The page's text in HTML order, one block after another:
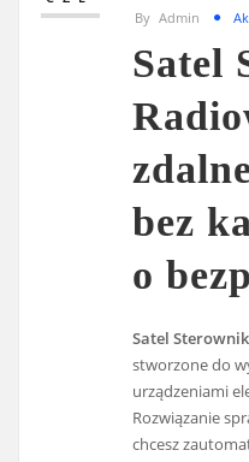
By Admin
Satel
bez
o
Satel
stworzone do
urządzeniami
Rozwiązanie
chcesz